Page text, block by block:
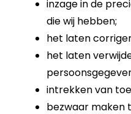
inzage in de
die wij hebben;
het laten
het laten
intrekken van
bezwaar maken